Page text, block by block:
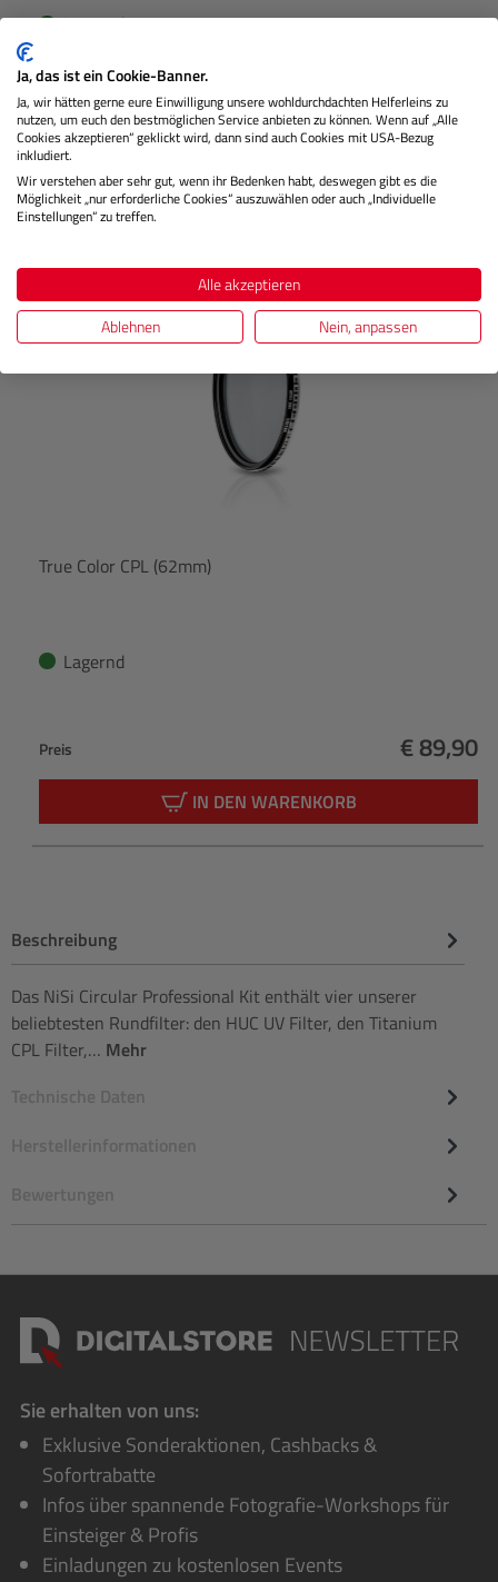
Lagernd
Preis € 19,99
True Color CPL (62mm)
Lagernd
Preis € 89,90
IN DEN WARENKORB
Beschreibung
Das NiSi Circular Professional Kit enthält vier unserer
beliebtesten Rundfilter: den HUC UV Filter, den Titanium
CPL Filter,… Mehr
Technische Daten
Herstellerinformationen
Bewertungen
Sie erhalten von uns:
Exklusive Sonderaktionen, Cashbacks &
Sofortrabatte
Infos über spannende Fotografie-Workshops für
Einsteiger & Profis
Einladungen zu kostenlosen Events
Ja, das ist ein Cookie-Banner.
Ja, wir hätten gerne eure Einwilligung unsere wohldurchdachten Helferleins zu
nutzen, um euch den bestmöglichen Service anbieten zu können. Wenn auf „Alle
Cookies akzeptieren“ geklickt wird, dann sind auch Cookies mit USA-Bezug
inkludiert.
Wir verstehen aber sehr gut, wenn ihr Bedenken habt, deswegen gibt es die
Möglichkeit „nur erforderliche Cookies“ auszuwählen oder auch „Individuelle
Einstellungen“ zu treffen.
Alle akzeptieren
Ablehnen
Nein, anpassen